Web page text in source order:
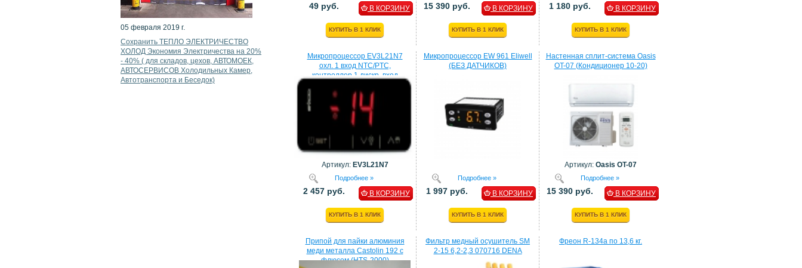
49 руб. В КОРЗИНУ
КУПИТЬ В 1 КЛИК
15 390 руб. В КОРЗИНУ
КУПИТЬ В 1 КЛИК
1 180 руб. В КОРЗИНУ
КУПИТЬ В 1 КЛИК
Микропроцессор EV3L21N7
охл. 1 вход NTC/PTC,
контроллер 1 дискр. вход
Артикул: EV3L21N7
Подробнее »
2 457 руб. В КОРЗИНУ
КУПИТЬ В 1 КЛИК
Микропроцессор EW 961 Eliwell
(БЕЗ ДАТЧИКОВ)
Подробнее »
1 997 руб. В КОРЗИНУ
КУПИТЬ В 1 КЛИК
Настенная сплит-система Oasis
OT-07 (Кондиционер 10-20)
Артикул: Oasis OT-07
Подробнее »
15 390 руб. В КОРЗИНУ
КУПИТЬ В 1 КЛИК
Припой для пайки алюминия
меди металла Castolin 192 с
флюсом (HTS-2000)
Фильтр медный осушитель SM
2-15 6,2-2,3 070716 DENA
Фреон R-134a по 13,6 кг.
05 февраля 2019 г.
Сохранить ТЕПЛО ЭЛЕКТРИЧЕСТВО
ХОЛОД Экономия Электричества на 20%
- 40% ( для складов, цехов, АВТОМОЕК,
АВТОСЕРВИСОВ Холодильных Камер,
Автотранспорта и Беседок)